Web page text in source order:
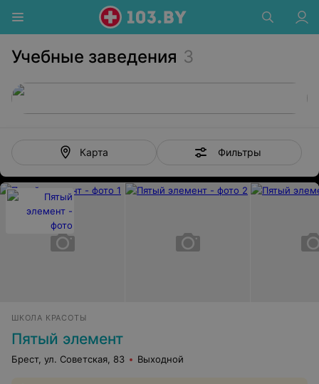
Учебные заведения 3
Карта Фильтры
ШКОЛА КРАСОТЫ
Пятый элемент
Брест, ул. Советская, 83 Выходной